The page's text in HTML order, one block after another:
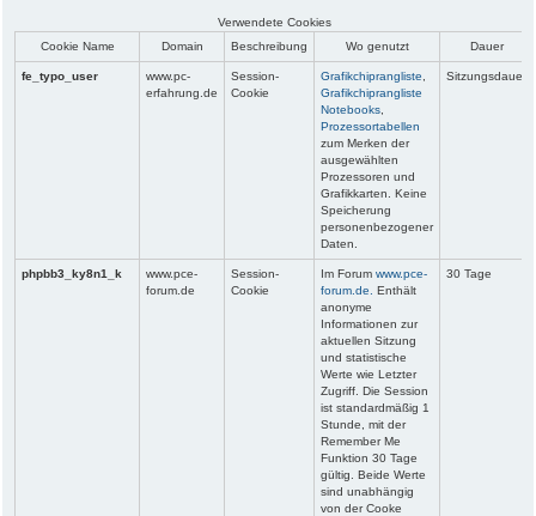
Verwendete Cookies
Cookie Name
Domain Beschreibung Wo genutzt Dauer
fe_typo_user
www.pc-
erfahrung.de
Session-
Cookie
Grafikchiprangliste
Grafikchiprangliste
Notebooks
Prozessortabellen
zum Merken der
ausgewählten
Prozessoren und
Grafikkarten. Keine
Speicherung
personenbezogener
Daten.
Sitzungsdauer
phpbb3_ky8n1_k
www.pce-
forum.de
Session-
Cookie
Im Forum www.pce-
forum.de.
Enthält
anonyme
Informationen zur
aktuellen Sitzung
und statistische
Werte wie Letzter
Zugriff. Die Session
ist standardmäßig 1
Stunde, mit der
Remember Me
Funktion 30 Tage
gültig. Beide Werte
sind unabhängig
von der Cooke
30 Tage